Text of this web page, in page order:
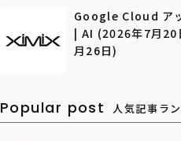
Google Cloud ア
| AI (2026年7月20
月26日)
Popular post 人気記事ラ